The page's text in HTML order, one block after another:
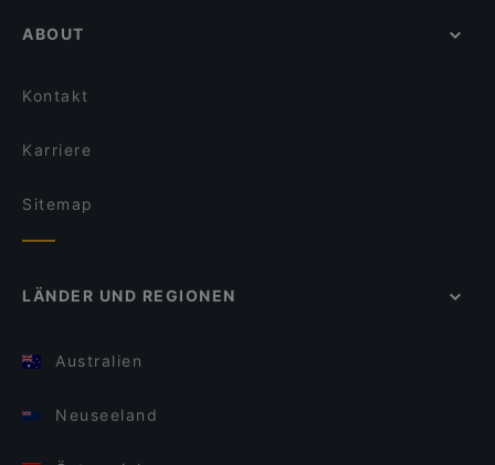
ABOUT
Kontakt
Karriere
Sitemap
LÄNDER UND REGIONEN
Australien
Neuseeland